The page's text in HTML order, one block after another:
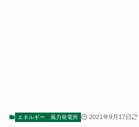
エネルギー 風力発電所 2021年9月17日